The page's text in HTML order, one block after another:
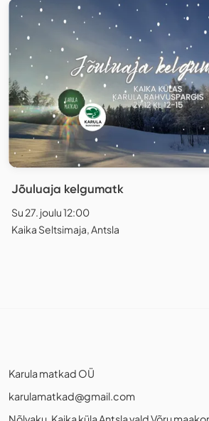
Jõuluaja kelgumatk
Su 27. joulu 12:00
Kaika Seltsimaja, Antsla
Karula matkad OÜ
karulamatkad@gmail.com